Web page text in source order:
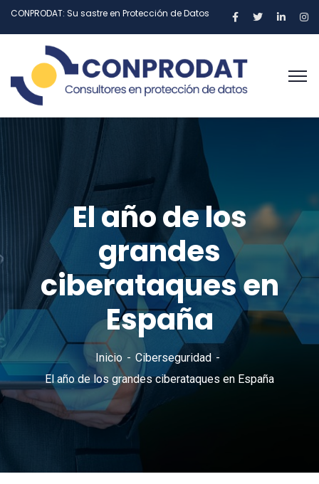
CONPRODAT: Su sastre en Protección de Datos
El año de los
grandes
ciberataques en
España
Inicio
Ciberseguridad
El año de los grandes ciberataques en España